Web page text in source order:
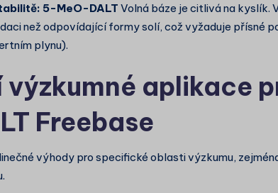
5-MeO-DALT Volná báze je citlivá na kyslík.
než odpovídající formy solí, což vyžaduje přísné
plynu).
aplikace
Freebase
výhody pro specifické oblasti výzkumu,